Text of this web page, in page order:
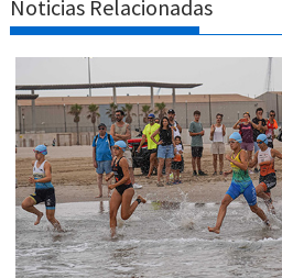
Noticias Relacionadas